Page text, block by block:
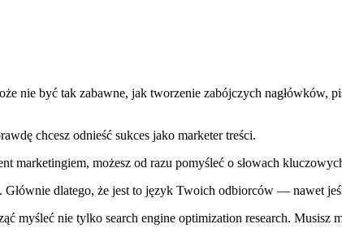
nie być tak zabawne, jak tworzenie zabójczych nagłówków,
chcesz odnieść sukces jako marketer treści.
marketingiem, możesz od razu pomyśleć o słowach
dlatego, że jest to język Twoich odbiorców — nawet
myśleć nie tylko search engine optimization research. Musisz